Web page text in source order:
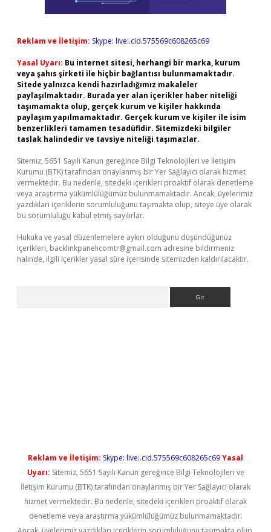
Reklam ve İletişim: Skype: live:.cid.575569c608265c69
Yasal Uyarı: Bu internet sitesi, herhangi bir marka, kurum
veya şahıs şirketi ile hiçbir bağlantısı bulunmamaktadır.
Sitede yalnızca kendi hazırladığımız makaleler
paylaşılmaktadır. Burada yer alan içerikler haber niteliği
taşımamakta olup, gerçek kurum ve kişiler hakkında
paylaşım yapılmamaktadır. Gerçek kurum ve kişiler ile isim
benzerlikleri tamamen tesadüfidir. Sitemizdeki bilgiler
taslak halindedir ve tavsiye niteliği taşımazlar.
Sitemiz, 5651 Sayılı Kanun gereğince Bilgi Teknolojileri ve İletişim
Kurumu (BTK) tarafından onaylanmış bir Yer Sağlayıcı olarak hizmet
vermektedir. Bu nedenle, sitedeki içerikleri proaktif olarak denetleme
veya araştırma yükümlülüğümüz bulunmamaktadır. Ancak, üyelerimiz
yazdıkları içeriklerin sorumluluğunu taşımakta olup, siteye üye olarak
bu sorumluluğu kabul etmiş sayılırlar.
Hukuka ve yasal düzenlemelere aykırı olduğunu düşündüğünüz
içerikleri, backlinkpanelicomtr@gmail.com adresine bildirmeniz
halinde, ilgili içerikler yasal süre içerisinde sitemizden kaldırılacaktır.
Reklam ve İletişim: Skype: live:.cid.575569c608265c69Yasal
Uyarı: Sitemiz, 5651 Sayılı Kanun gereğince Bilgi Teknolojileri ve
İletişim Kurumu (BTK) tarafından onaylanmış bir Yer Sağlayıcı olarak
hizmet vermektedir. Bu nedenle, sitedeki içerikleri proaktif olarak
denetleme veya araştırma yükümlülüğümüz bulunmamaktadır.